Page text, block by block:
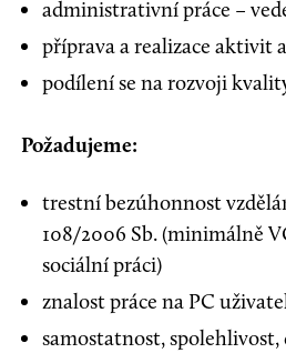
administrativní práce –
příprava a realizace aktivit
podílení se na rozvoji
Požadujeme:
trestní bezúhonnost
108/2006 Sb. (minimálně
sociální práci)
znalost práce na PC
samostatnost,